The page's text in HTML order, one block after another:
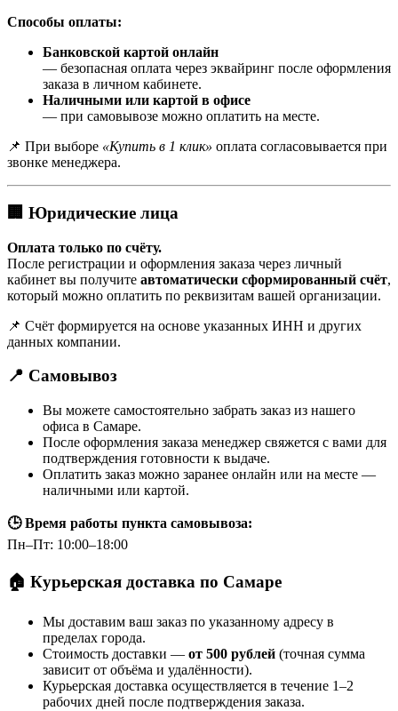
Способы оплаты:
Банковской картой онлайн
— безопасная оплата через эквайринг после оформления
заказа в личном кабинете.
Наличными или картой в офисе
— при самовывозе можно оплатить на месте.
📌 При выборе «Купить в 1 клик» оплата согласовывается при
звонке менеджера.
🏢 Юридические лица
Оплата только по счёту.
После регистрации и оформления заказа через личный
кабинет вы получите автоматически сформированный счёт,
который можно оплатить по реквизитам вашей организации.
📌 Счёт формируется на основе указанных ИНН и других
данных компании.
📍 Самовывоз
Вы можете самостоятельно забрать заказ из нашего
офиса в Самаре.
После оформления заказа менеджер свяжется с вами для
подтверждения готовности к выдаче.
Оплатить заказ можно заранее онлайн или на месте —
наличными или картой.
🕒 Время работы пункта самовывоза:
Пн–Пт: 10:00–18:00
🏠 Курьерская доставка по Самаре
Мы доставим ваш заказ по указанному адресу в
пределах города.
Стоимость доставки — от 500 рублей (точная сумма
зависит от объёма и удалённости).
Курьерская доставка осуществляется в течение 1–2
рабочих дней после подтверждения заказа.